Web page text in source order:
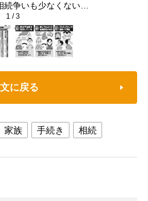
続争いも少なくない…
1 /3
に戻る
家族 手続き 相続